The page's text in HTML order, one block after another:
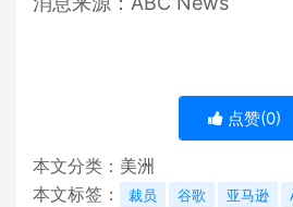
点赞(0)
本文分类： 美洲
本文标签：
裁员 谷歌 亚马逊